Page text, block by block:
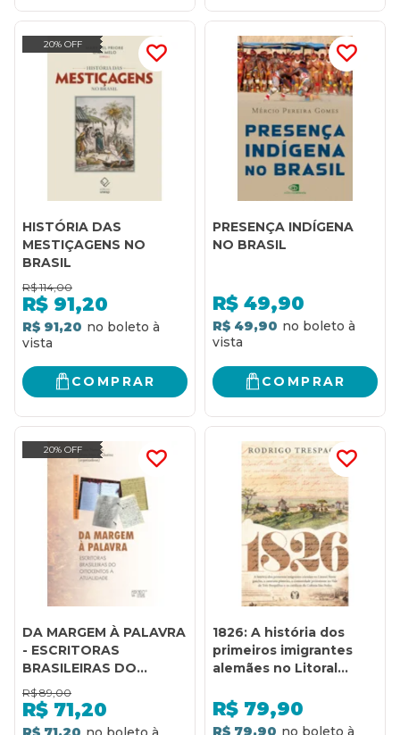
20% OFF
HISTÓRIA DAS
MESTIÇAGENS NO
BRASIL
R$ 114,00
R$ 91,20
R$ 91,20
COMPRAR
PRESENÇA INDÍGENA
NO BRASIL
R$ 49,90
R$ 49,90
COMPRAR
20% OFF
DA MARGEM À PALAVRA
- ESCRITORAS
BRASILEIRAS DO
OITOCENTOS À
ATUALIDADE
R$ 89,00
R$ 71,20
1826: A história dos
primeiros imigrantes
alemães no Litoral
caravana pioneira, a
comunidade
R$ 79,90
R$ 79,90